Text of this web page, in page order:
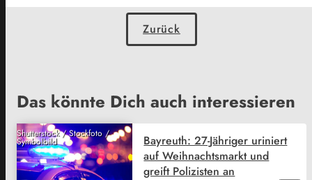
Zurück
Das könnte Dich auch interessieren
Shutterstock / Stockfoto /
Symbolbild
Bayreuth: 27-Jähriger uriniert
auf Weihnachtsmarkt und
greift Polizisten an